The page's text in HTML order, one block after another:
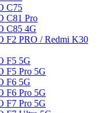
C75
C81 Pro
C85 4G
F2 PRO / Redmi K30
F5 5G
F5 Pro 5G
F6 5G
F6 Pro 5G
F7 Pro 5G